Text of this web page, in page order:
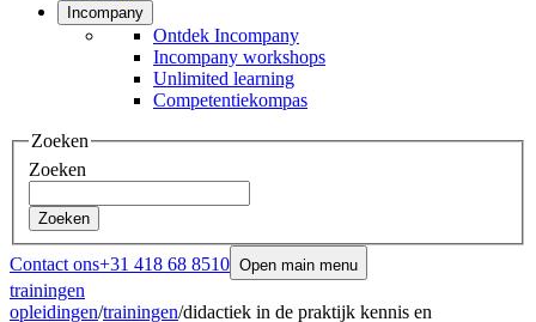
Incompany
Ontdek Incompany
Incompany workshops
Unlimited learning
Competentiekompas
Zoeken
Zoeken
Zoeken
Contact ons+31 418 68 8510 Open main menu
trainingen
opleidingen/trainingen/didactiek in de praktijk kennis en